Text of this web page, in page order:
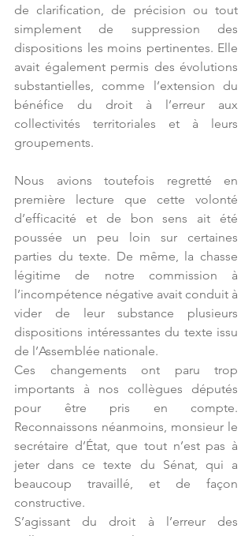
de clarification, de précision ou tout
simplement de suppression des
dispositions les moins pertinentes. Elle
avait également permis des évolutions
substantielles, comme l’extension du
bénéfice du droit à l’erreur aux
collectivités territoriales et à leurs
groupements.
Nous avions toutefois regretté en
première lecture que cette volonté
d’efficacité et de bon sens ait été
poussée un peu loin sur certaines
parties du texte. De même, la chasse
légitime de notre commission à
l’incompétence négative avait conduit à
vider de leur substance plusieurs
dispositions intéressantes du texte issu
de l’Assemblée nationale.
Ces changements ont paru trop
importants à nos collègues députés
pour être pris en compte.
Reconnaissons néanmoins, monsieur le
secrétaire d’État, que tout n’est pas à
jeter dans ce texte du Sénat, qui a
beaucoup travaillé, et de façon
constructive.
S’agissant du droit à l’erreur des